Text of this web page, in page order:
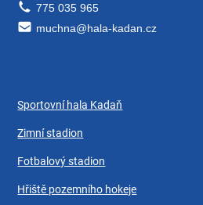
775 035 965
muchna@hala-kadan.cz
Sportovní hala Kadaň
Zimní stadion
Fotbalový stadion
Hřiště pozemního hokeje